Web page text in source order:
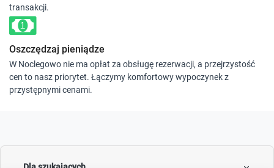
transakcji.
Oszczędzaj pieniądze
W Noclegowo nie ma opłat za obsługę rezerwacji, a przejrzystość
cen to nasz priorytet. Łączymy komfortowy wypoczynek z
przystępnymi cenami.